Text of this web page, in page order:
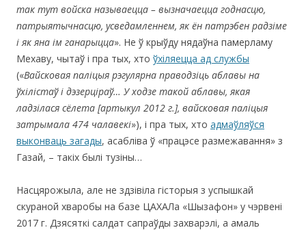
так тут войска называецца – вызначаецца годнасцю,
патрыятычнасцю, усведамленнем, як ён патрэбен радзіме
і як яна ім ганарыцца». Не ў крыўду нядаўна памерламу
Мехаву, чытаў і пра тых, хто ўхіляецца ад службы
(«Вайсковая паліцыя рэгулярна праводзіць аблавы на
ўхілістаў і дэзерціраў… У ходзе такой аблавы, якая
ладзілася сёлета [артыкул 2012 г.], вайсковая паліцыя
затрымала 474 чалавекі»), і пра тых, хто адмаўляўся
выконваць загады, асабліва ў «працэсе размежавання» з
Газай, – такіх былі тузіны…
Насцярожыла, але не здзівіла гісторыя з успышкай
скураной хваробы на базе ЦАХАЛа «Шызафон» у чэрвені
2017 г. Дзясяткі салдат сапраўды захварэлі, а амаль